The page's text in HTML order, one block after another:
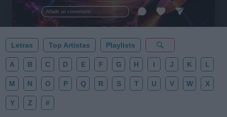
Añadir un comentario ...
esta colección para tu próxima noche estrellada!
✨⭐
Letras Top Artistas Playlists
A B C D E F G H I J K L
M N O P Q R S T U V W X
Y Z #